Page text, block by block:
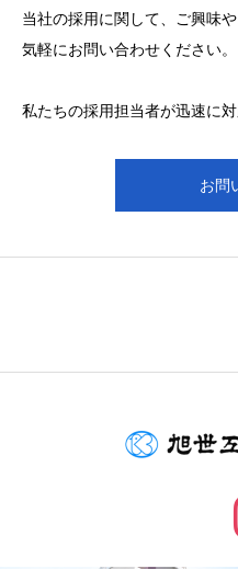
当社の採用に関して、ご興味
気軽にお問い合わせください。
私たちの採用担当者が迅速に対
お問